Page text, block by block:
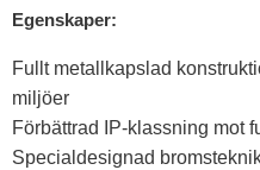
Egenskaper:
Fullt metallkapslad
miljöer
Förbättrad IP-klassning mot
Specialdesignad